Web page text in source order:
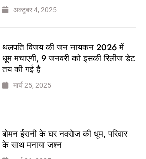
अक्टूबर 4, 2025
थलपति विजय की जन नायकन 2026 में
धूम मचाएगी, 9 जनवरी को इसकी रिलीज डेट
तय की गई है
मार्च 25, 2025
बोमन ईरानी के घर नवरोज की धूम, परिवार
के साथ मनाया जश्न